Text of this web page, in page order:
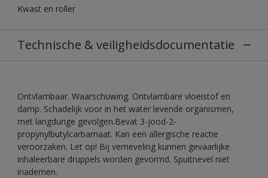
Kwast en roller
Technische & veiligheidsdocumentatie
Ontvlambaar. Waarschuwing. Ontvlambare vloeistof en
damp. Schadelijk voor in het water levende organismen,
met langdurige gevolgen.Bevat 3-jood-2-
propynylbutylcarbamaat. Kan een allergische reactie
veroorzaken. Let op! Bij verneveling kunnen gevaarlijke
inhaleerbare druppels worden gevormd. Spuitnevel niet
inademen.